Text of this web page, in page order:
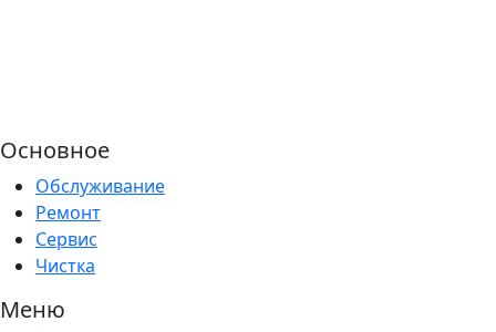
Основное
Обслуживание
Ремонт
Сервис
Чистка
Меню